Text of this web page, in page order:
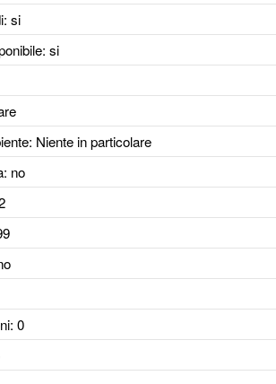
: si
: si
: Niente in particolare
: no
: 0